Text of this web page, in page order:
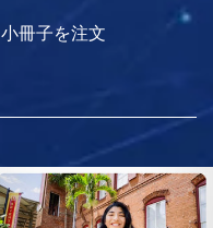
小冊子を注文